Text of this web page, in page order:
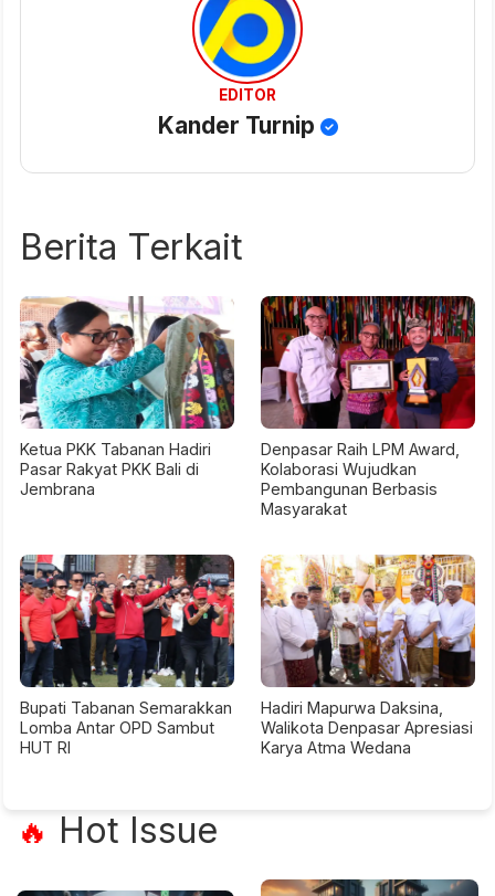
EDITOR
Kander Turnip
Berita Terkait
Ketua PKK Tabanan Hadiri
Pasar Rakyat PKK Bali di
Jembrana
Denpasar Raih LPM Award,
Kolaborasi Wujudkan
Pembangunan Berbasis
Masyarakat
Bupati Tabanan Semarakkan
Lomba Antar OPD Sambut
HUT RI
Hadiri Mapurwa Daksina,
Walikota Denpasar Apresiasi
Karya Atma Wedana
🔥 Hot Issue